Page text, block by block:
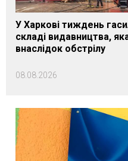
У Харкові тиждень
складі видавництва,
внаслідок обстрілу
08.08.2026